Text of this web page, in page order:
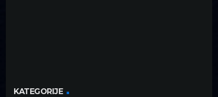
KATEGORIJE